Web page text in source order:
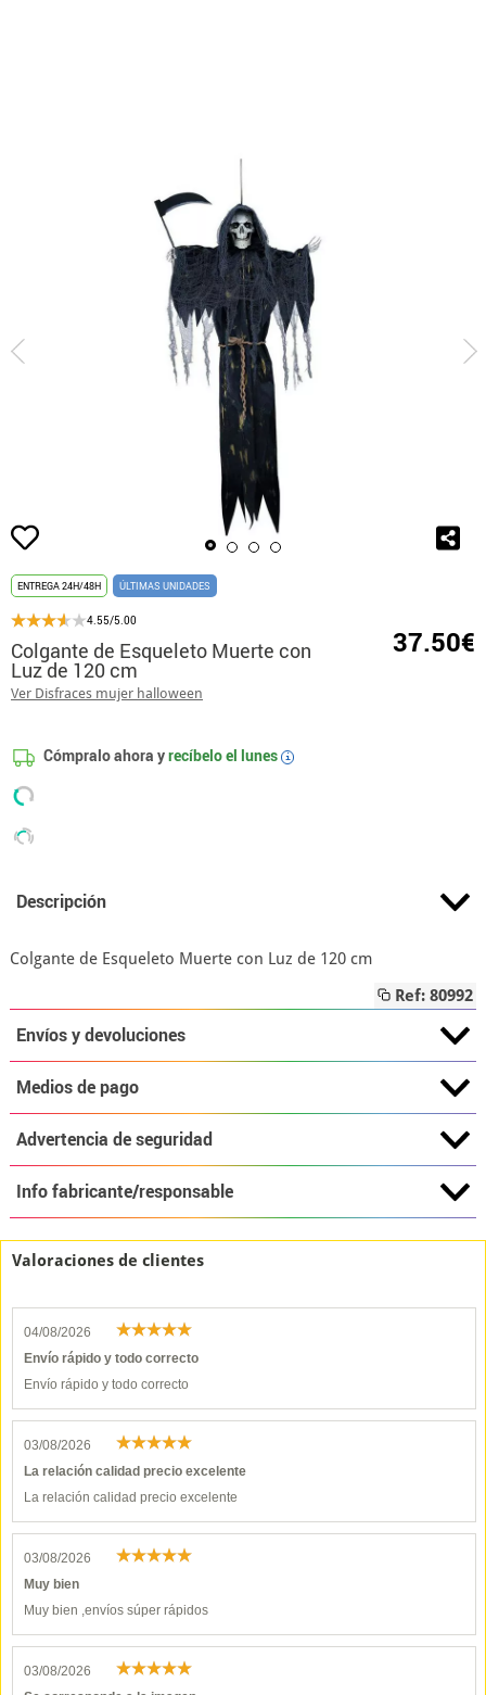
ENTREGA 24H/48H ÚLTIMAS UNIDADES
4.55/5.00
Colgante de Esqueleto Muerte con
Luz de 120 cm
Ver Disfraces mujer halloween
37.50€
Cómpralo ahora yrecíbelo el lunes i
Descripción
Colgante de Esqueleto Muerte con Luz de 120 cm
Ref: 80992
Envíos y devoluciones
Medios de pago
Advertencia de seguridad
Info fabricante/responsable
Valoraciones de clientes
04/08/2026
Envío rápido y todo correcto
Envío rápido y todo correcto
03/08/2026
La relación calidad precio excelente
La relación calidad precio excelente
03/08/2026
Muy bien
Muy bien ,envíos súper rápidos
03/08/2026